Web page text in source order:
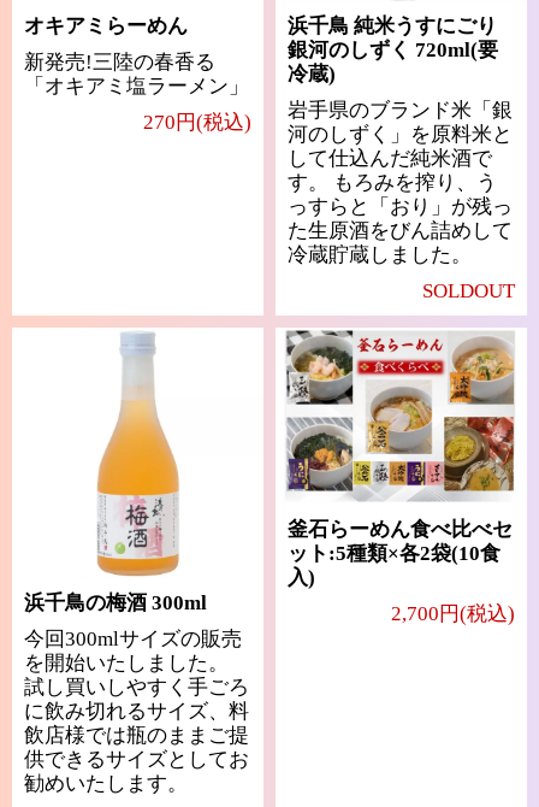
オキアミらーめん
新発売!三陸の春香る
「オキアミ塩ラーメン」
270円(税込)
浜千鳥 純米うすにごり
銀河のしずく 720ml(要
冷蔵)
岩手県のブランド米「銀
河のしずく」を原料米と
して仕込んだ純米酒で
す。 もろみを搾り、う
っすらと「おり」が残っ
た生原酒をびん詰めして
冷蔵貯蔵しました。
SOLDOUT
浜千鳥の梅酒 300ml
今回300mlサイズの販売
を開始いたしました。
試し買いしやすく手ごろ
に飲み切れるサイズ、料
飲店様では瓶のままご提
供できるサイズとしてお
勧めいたします。
釜石らーめん食べ比べセ
ット:5種類×各2袋(10食
入)
2,700円(税込)